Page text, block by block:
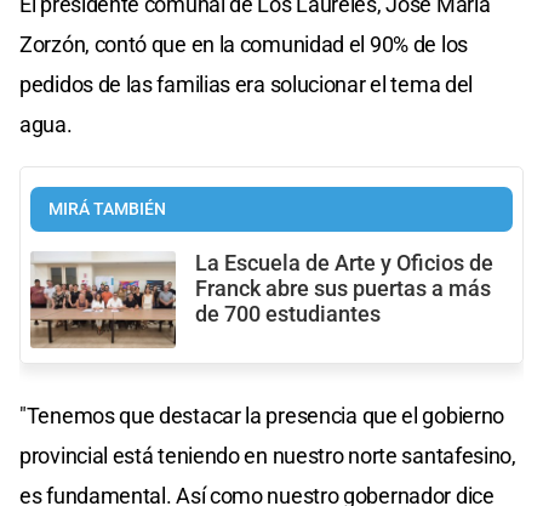
Zorzón, contó que en la comunidad el 90% de los
pedidos de las familias era solucionar el tema del
agua.
MIRÁ TAMBIÉN
La Escuela de Arte y Oficios de
Franck abre sus puertas a más
de 700 estudiantes
"Tenemos que destacar la presencia que el gobierno
provincial está teniendo en nuestro norte santafesino,
es fundamental. Así como nuestro gobernador dice